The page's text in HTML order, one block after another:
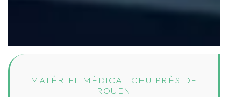
MATÉRIEL MÉDICAL CHU PRÈS DE
ROUEN